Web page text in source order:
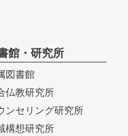
館・研究所
図書館
仏教研究所
ンセリング研究所
構想研究所